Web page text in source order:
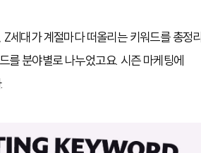
세대가 계절마다 떠올리는 키워드를 총정리
를 분야별로 나누었고요. 시즌 마케팅에